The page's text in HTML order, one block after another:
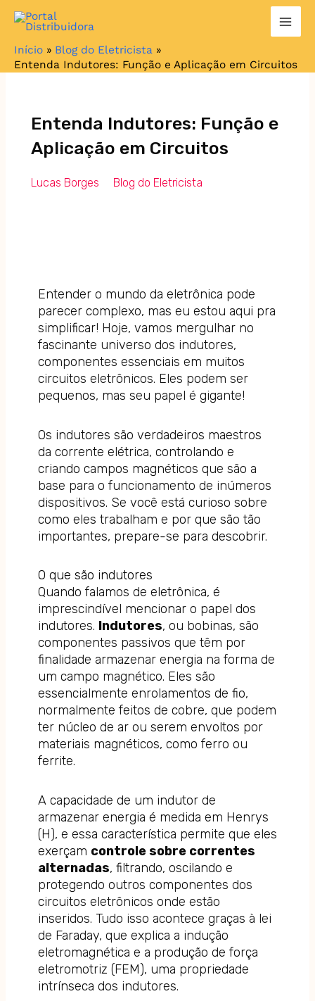
para
conteúdo
Início
Blog do Eletricista
Entenda Indutores: Função e Aplicação em Circuitos
Entenda Indutores: Função e
Aplicação em Circuitos
Lucas Borges Blog do Eletricista
Entender o mundo da eletrônica pode
parecer complexo, mas eu estou aqui pra
simplificar! Hoje, vamos mergulhar no
fascinante universo dos indutores,
componentes essenciais em muitos
circuitos eletrônicos. Eles podem ser
pequenos, mas seu papel é gigante!
Os indutores são verdadeiros maestros
da corrente elétrica, controlando e
criando campos magnéticos que são a
base para o funcionamento de inúmeros
dispositivos. Se você está curioso sobre
como eles trabalham e por que são tão
importantes, prepare-se para descobrir.
O que são indutores
Quando falamos de eletrônica, é
imprescindível mencionar o papel dos
indutores. Indutores, ou bobinas, são
componentes passivos que têm por
finalidade armazenar energia na forma de
um campo magnético. Eles são
essencialmente enrolamentos de fio,
normalmente feitos de cobre, que podem
ter núcleo de ar ou serem envoltos por
materiais magnéticos, como ferro ou
ferrite.
A capacidade de um indutor de
armazenar energia é medida em Henrys
(H), e essa característica permite que eles
exerçam controle sobre correntes
alternadas, filtrando, oscilando e
protegendo outros componentes dos
circuitos eletrônicos onde estão
inseridos. Tudo isso acontece graças à lei
de Faraday, que explica a indução
eletromagnética e a produção de força
eletromotriz (FEM), uma propriedade
intrínseca dos indutores.